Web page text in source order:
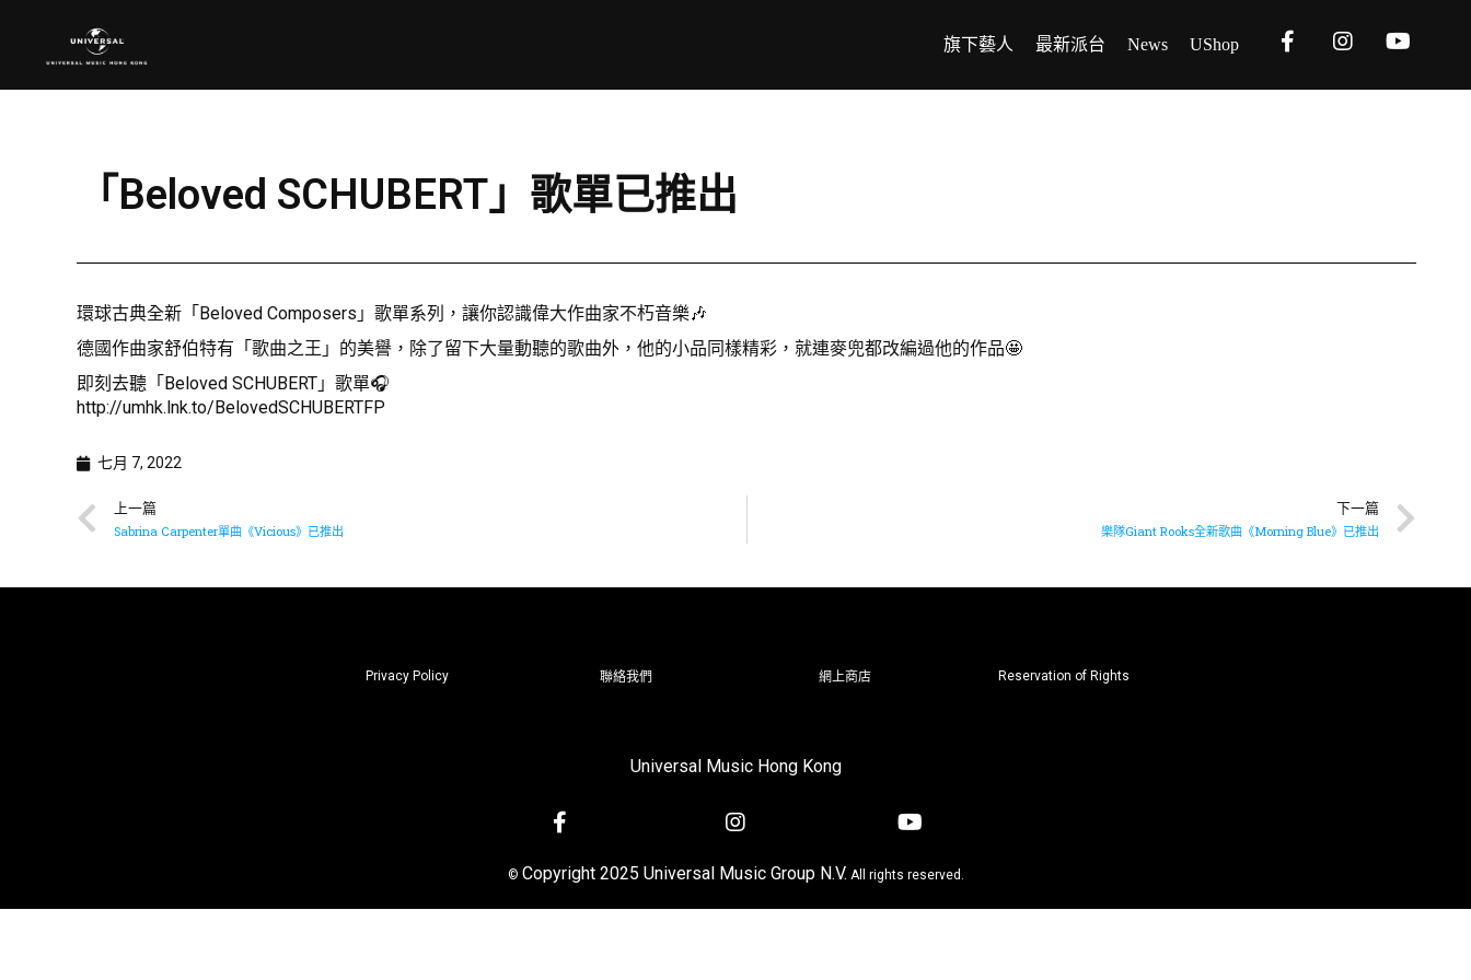
旗下藝人 最新派台 News UShop
「Beloved SCHUBERT」歌單已推出
環球古典全新「Beloved Composers」歌單系列，讓你認識偉大作曲家不朽音樂🎶
德國作曲家舒伯特有「歌曲之王」的美譽，除了留下大量動聽的歌曲外，他的小品同樣精彩，就連麥兜都改編過他的作品🤩
即刻去聽「Beloved SCHUBERT」歌單🎧
http://umhk.lnk.to/BelovedSCHUBERTFP
七月 7, 2022
上一篇
Sabrina Carpenter單曲《Vicious》已推出
下一篇
樂隊Giant Rooks全新歌曲《Morning Blue》已推出
Privacy Policy 聯絡我們 網上商店 Reservation of Rights
Universal Music Hong Kong
© Copyright 2025 Universal Music Group N.V. All rights reserved.